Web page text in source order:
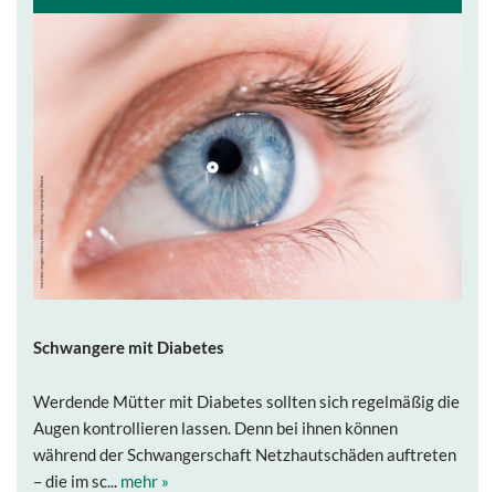
Schwangere mit Diabetes
Werdende Mütter mit Diabetes sollten sich regelmäßig die
Augen kontrollieren lassen. Denn bei ihnen können
während der Schwangerschaft Netzhautschäden auftreten
– die im sc... mehr »